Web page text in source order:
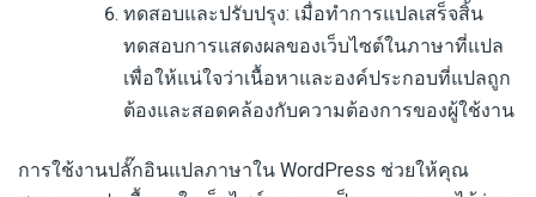
ทดสอบและปรับปรุง: เมื่อทำการแปลเสร็จสิ้น
ทดสอบการแสดงผลของเว็บไซต์ในภาษาที่แปล
เพื่อให้แน่ใจว่าเนื้อหาและองค์ประกอบที่แปลถูก
ต้องและสอดคล้องกับความต้องการของผู้ใช้งาน
การใช้งานปลั๊กอินแปลภาษาใน WordPress ช่วยให้คุณ